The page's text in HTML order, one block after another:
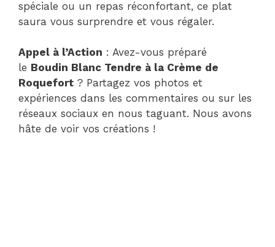
spéciale ou un repas réconfortant, ce plat
saura vous surprendre et vous régaler.
Appel à l’Action : Avez-vous préparé
le Boudin Blanc Tendre à la Crème de
Roquefort ? Partagez vos photos et
expériences dans les commentaires ou sur les
réseaux sociaux en nous taguant. Nous avons
hâte de voir vos créations !